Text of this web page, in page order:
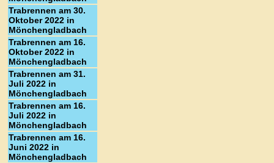
Trabrennen am 30.
Oktober 2022 in
Mönchengladbach
Trabrennen am 16.
Oktober 2022 in
Mönchengladbach
Trabrennen am 31.
Juli 2022 in
Mönchengladbach
Trabrennen am 16.
Juli 2022 in
Mönchengladbach
Trabrennen am 16.
Juni 2022 in
Mönchengladbach